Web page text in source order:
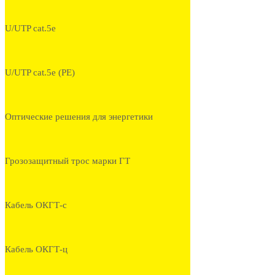
U/UTP cat.5e
U/UTP cat.5e (PE)
Оптические решения для энергетики
Грозозащитный трос марки ГТ
Кабель ОКГТ-с
Кабель ОКГТ-ц